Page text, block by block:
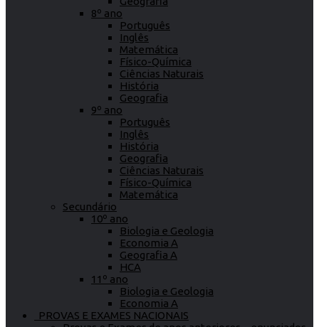
8º ano
Português
Inglês
Matemática
Físico-Química
Ciências Naturais
História
Geografia
9º ano
Português
Inglês
História
Geografia
Ciências Naturais
Físico-Química
Matemática
Secundário
10º ano
Biologia e Geologia
Economia A
Geografia A
HCA
11º ano
Biologia e Geologia
Economia A
PROVAS E EXAMES NACIONAIS